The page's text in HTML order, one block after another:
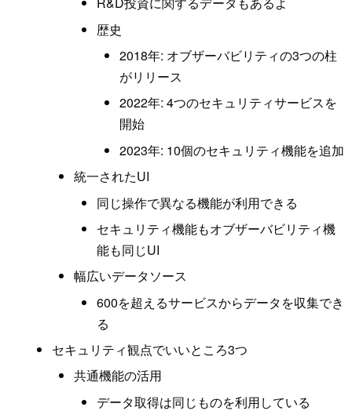
歴史
2018年: オブザーバビリティの3つの柱
がリリース
2022年: 4つのセキュリティサービスを
開始
2023年: 10個のセキュリティ機能を追加
統一されたUI
同じ操作で異なる機能が利用できる
セキュリティ機能もオブザーバビリティ機
能も同じUI
幅広いデータソース
600を超えるサービスからデータを収集でき
る
セキュリティ観点でいいところ3つ
共通機能の活用
データ取得は同じものを利用している